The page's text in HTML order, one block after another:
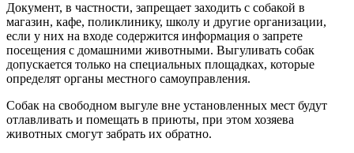
Документ, в частности, запрещает заходить с собакой в
магазин, кафе, поликлинику, школу и другие организации,
если у них на входе содержится информация о запрете
посещения с домашними животными. Выгуливать собак
допускается только на специальных площадках, которые
определят органы местного самоуправления.
Собак на свободном выгуле вне установленных мест будут
отлавливать и помещать в приюты, при этом хозяева
животных смогут забрать их обратно.